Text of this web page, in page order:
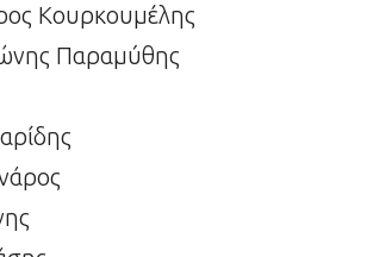
Κουρκουμέλης
Παραμύθης